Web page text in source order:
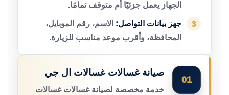
الجهاز يعمل جزئيًا أم متوقف تمامًا.
3 جهز بيانات التواصل: الاسم، رقم الموبايل،
المحافظة، وأقرب موعد مناسب للزيارة.
01
صيانة غسالات غسالات ال جي
خدمة مخصصة لصيانة غسالات غسالات